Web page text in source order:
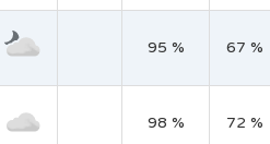
95 % 67 %
98 % 72 %